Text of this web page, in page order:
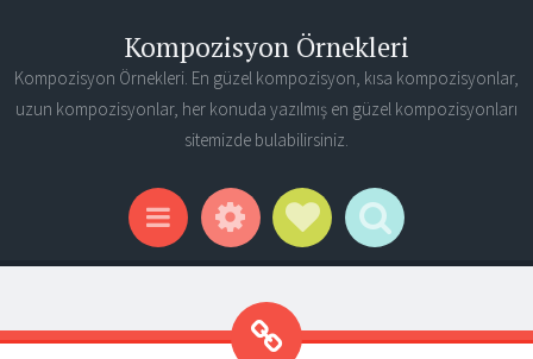
Kompozisyon Örnekleri
Kompozisyon Örnekleri. En güzel kompozisyon, kısa kompozisyonlar,
uzun kompozisyonlar, her konuda yazılmış en güzel kompozisyonları
sitemizde bulabilirsiniz.
Menu WidgetsSocial Links
Search